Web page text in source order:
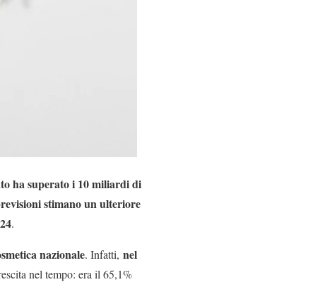
ha superato i 10 miliardi di
stimano un ulteriore
.
nazionale. Infatti, nel
nel tempo: era il 65,1%